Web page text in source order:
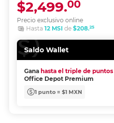
Precio exclusivo online
$2,499.00
Hasta 12 MSI de $208.25
Saldo Wallet
Gana hasta el triple de puntos
Office Depot Premium
1 punto = $1 MXN